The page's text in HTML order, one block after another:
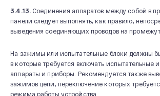
3.4.13. Соединения аппаратов между собой в
панели следует выполнять, как правило,
выведения соединяющих проводов на
На зажимы или испытательные блоки должны
в которые требуется включать испытательные
аппараты и приборы. Рекомендуется также
зажимов цепи, переключение которых
режима работы устройства.